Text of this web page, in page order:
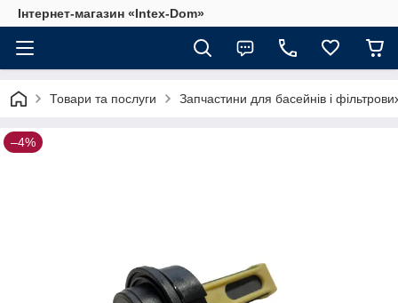
Інтернет-магазин «Intex-Dom»
Товари та послуги Запчастини для басейнів і
–4%